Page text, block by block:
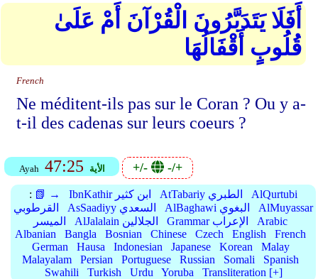
أَفَلَا يَتَدَبَّرُونَ الْقُرْآنَ أَمْ عَلَىٰ
قُلُوبٍ أَقْفَالُهَا
French
Ne méditent-ils pas sur le Coran ? Ou y a-
t-il des cadenas sur leurs coeurs ?
Ayah 47:25 الأية +/- -/+
: 📗 → IbnKathir ابن كثير AtTabariy الطبري
AlQurtubi
القرطوبي
AsSaadiyy السعدي AlBaghawi البغوي
AlMuyassar
الميسر
AlJalalain الجلالين Grammar الإعراب
Arabic
Albanian
Bangla Bosnian Chinese Czech English
French
German
Hausa Indonesian Japanese Korean
Malay
Malayalam
Persian Portuguese Russian Somali
Spanish
Swahili
Turkish Urdu Yoruba Transliteration [+]